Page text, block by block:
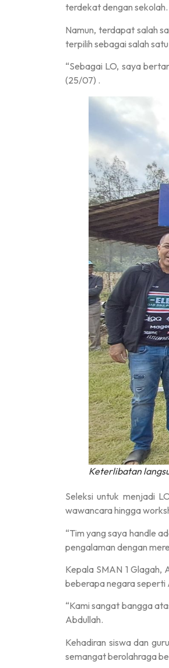
terdekat dengan sekolah.
Namun, terdapat salah
terpilih sebagai salah
“Sebagai LO, saya
(25/07) .
Keterlibatan
Seleksi untuk menjadi
wawancara hingga
“Tim yang saya handle
pengalaman dengan
Kepala SMAN 1
beberapa negara seperti
“Kami sangat bangga
Abdullah.
Kehadiran siswa dan
semangat berolahraga